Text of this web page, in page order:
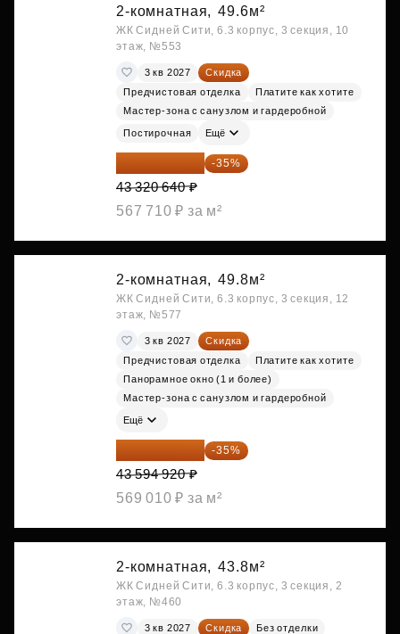
2-комнатная, 49.6м²
ЖК Сидней Сити, 6.3 корпус, 3 секция, 10
этаж, №553
3 кв 2027
Скидка
Предчистовая отделка
Платите как хотите
Мастер-зона с санузлом и гардеробной
Постирочная Ещё
28 158 416 ₽ -35%
43 320 640 ₽
567 710 ₽ за м²
2-комнатная, 49.8м²
ЖК Сидней Сити, 6.3 корпус, 3 секция, 12
этаж, №577
3 кв 2027
Скидка
Предчистовая отделка
Платите как хотите
Панорамное окно (1 и более)
Мастер-зона с санузлом и гардеробной
Ещё
28 336 698 ₽ -35%
43 594 920 ₽
569 010 ₽ за м²
2-комнатная, 43.8м²
ЖК Сидней Сити, 6.3 корпус, 3 секция, 2
этаж, №460
3 кв 2027 Скидка
Без отделки